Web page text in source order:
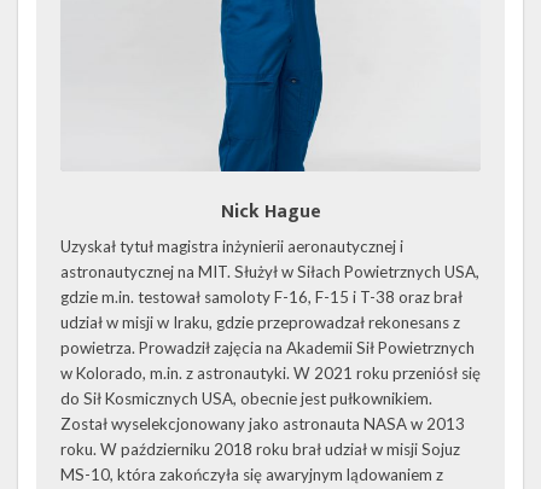
Nick Hague
Uzyskał tytuł magistra inżynierii aeronautycznej i
astronautycznej na MIT. Służył w Siłach Powietrznych USA,
gdzie m.in. testował samoloty F-16, F-15 i T-38 oraz brał
udział w misji w Iraku, gdzie przeprowadzał rekonesans z
powietrza. Prowadził zajęcia na Akademii Sił Powietrznych
w Kolorado, m.in. z astronautyki. W 2021 roku przeniósł się
do Sił Kosmicznych USA, obecnie jest pułkownikiem.
Został wyselekcjonowany jako astronauta NASA w 2013
roku. W październiku 2018 roku brał udział w misji Sojuz
MS-10, która zakończyła się awaryjnym lądowaniem z